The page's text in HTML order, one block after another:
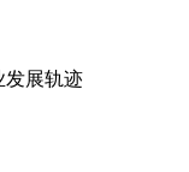
发展轨迹